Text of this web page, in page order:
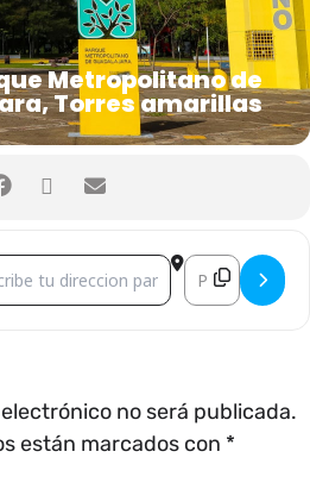
Metropolitano de
Torres amarillas
- actividades educativas []
Destination
no será publicada.
están marcados con *